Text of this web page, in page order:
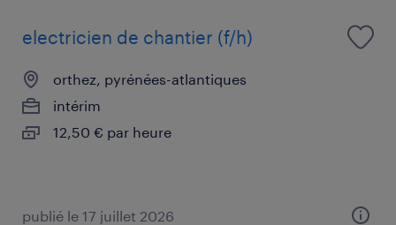
electricien de chantier (f/h)
orthez, pyrénées-atlantiques
intérim
12,50 € par heure
publié le 17 juillet 2026